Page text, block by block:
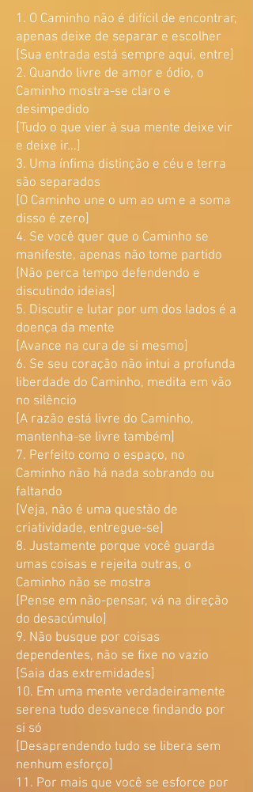
1. O Caminho não é difícil de encontrar,
apenas deixe de separar e escolher
[Sua entrada está sempre aqui, entre]
2. Quando livre de amor e ódio, o
Caminho mostra-se claro e
desimpedido
[Tudo o que vier à sua mente deixe vir
e deixe ir...]
3. Uma ínfima distinção e céu e terra
são separados
[O Caminho une o um ao um e a soma
disso é zero]
4. Se você quer que o Caminho se
manifeste, apenas não tome partido
[Não perca tempo defendendo e
discutindo ideias]
5. Discutir e lutar por um dos lados é a
doença da mente
[Avance na cura de si mesmo]
6. Se seu coração não intui a profunda
liberdade do Caminho, medita em vão
no silêncio
[A razão está livre do Caminho,
mantenha-se livre também]
7. Perfeito como o espaço, no
Caminho não há nada sobrando ou
faltando
[Veja, não é uma questão de
criatividade, entregue-se]
8. Justamente porque você guarda
umas coisas e rejeita outras, o
Caminho não se mostra
[Pense em não-pensar, vá na direção
do desacúmulo]
9. Não busque por coisas
dependentes, não se fixe no vazio
[Saia das extremidades]
10. Em uma mente verdadeiramente
serena tudo desvanece findando por
si só
[Desaprendendo tudo se libera sem
nenhum esforço]
11. Por mais que você se esforce por